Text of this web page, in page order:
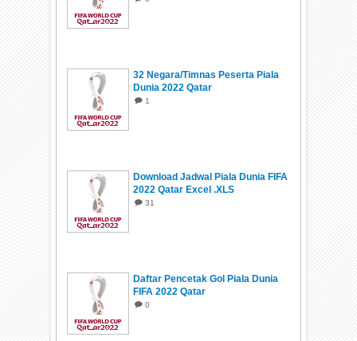
32 Negara/Timnas Peserta Piala
Dunia 2022 Qatar
1
Download Jadwal Piala Dunia FIFA
2022 Qatar Excel .XLS
31
Daftar Pencetak Gol Piala Dunia
FIFA 2022 Qatar
0